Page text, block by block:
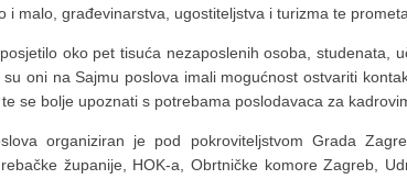
i malo, građevinarstva, ugostiteljstva i turizma te prometa.
oko pet tisuća nezaposlenih osoba, studenata,
oni na Sajmu poslova imali mogućnost ostvariti
se bolje upoznati s potrebama poslodavaca za
organiziran je pod pokroviteljstvom Grada
županije, HOK-a, Obrtničke komore Zagreb,